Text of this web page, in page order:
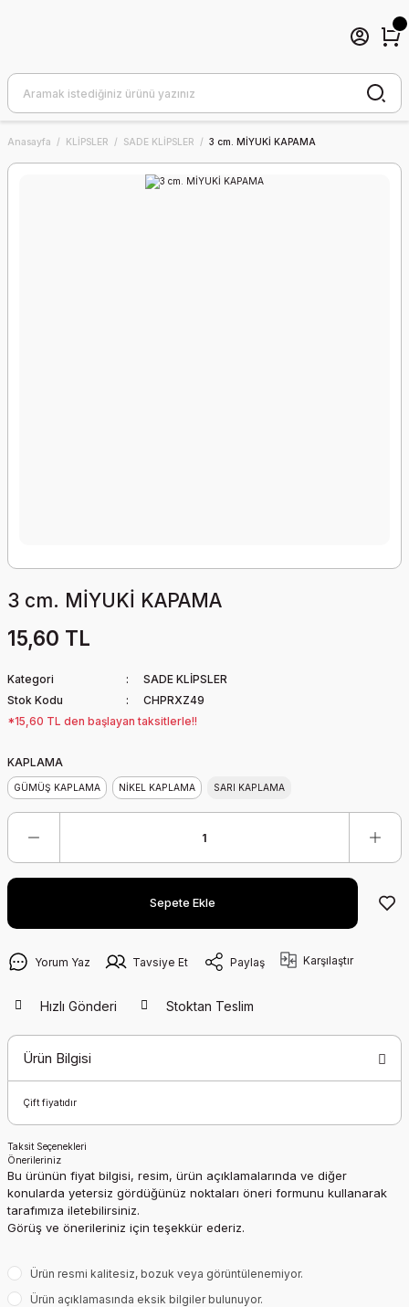
Anasayfa KLİPSLER SADE KLİPSLER 3 cm. MİYUKİ KAPAMA
3 cm. MİYUKİ KAPAMA
15,60 TL
Kategori
SADE KLİPSLER
Stok Kodu
CHPRXZ49
*15,60 TL den başlayan taksitlerle!!
KAPLAMA
GÜMÜŞ KAPLAMA NİKEL KAPLAMA SARI KAPLAMA
Sepete Ekle
Yorum Yaz Tavsiye Et Paylaş Karşılaştır
Hızlı Gönderi Stoktan Teslim
Ürün Bilgisi
Çift fiyatıdır
Taksit Seçenekleri
Önerileriniz
Bu ürünün fiyat bilgisi, resim, ürün açıklamalarında ve diğer
konularda yetersiz gördüğünüz noktaları öneri formunu kullanarak
tarafımıza iletebilirsiniz.
Görüş ve önerileriniz için teşekkür ederiz.
Ürün resmi kalitesiz, bozuk veya görüntülenemiyor.
Ürün açıklamasında eksik bilgiler bulunuyor.